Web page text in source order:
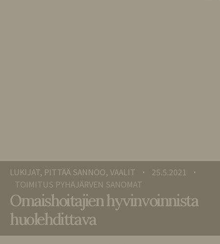
LUKIJAT, PITTÄÄ SANNOO, VAALIT • 25.5.2021 •
TOIMITUS PYHÄJÄRVEN SANOMAT
Omaishoitajien hyvinvoinnista
huolehdittava